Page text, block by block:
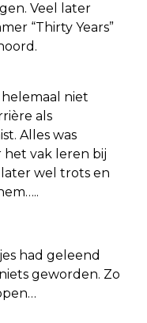
Veel later
“Thirty Years”
niet
als
Alles was
het vak leren bij
later wel trots en
had geleend
geworden. Zo